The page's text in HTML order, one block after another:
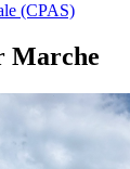
(CPAS)
Marche